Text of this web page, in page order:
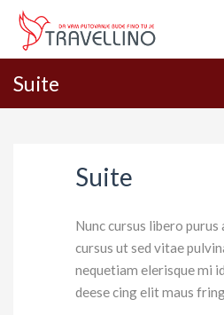
Suite
Suite
Nunc cursus libero
cursus ut sed vitae
nequetiam elerisque mi
deese cing elit maus